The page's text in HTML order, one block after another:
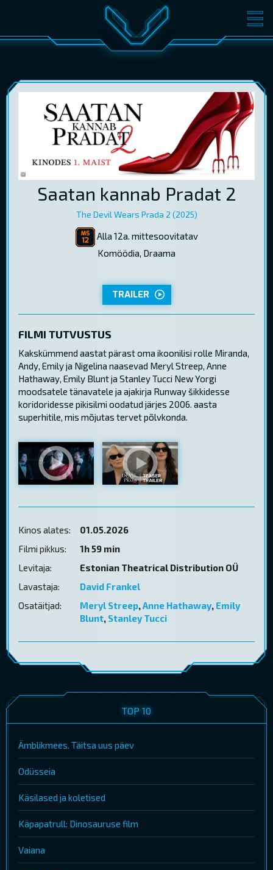
FILMID PILETID
KINKEKAARDID
RUS LOGI SISSE
Saatan kannab Pradat 2
The Devil Wears Prada 2 (2025)
Alla 12a. mittesoovitatav
Komöödia, Draama
TRAILER
FILMI TUTVUSTUS
Kakskümmend aastat pärast oma ikoonilisi rolle Miranda,
Andy, Emily ja Nigelina naasevad Meryl Streep, Anne
Hathaway, Emily Blunt ja Stanley Tucci New Yorgi
moodsatele tänavatele ja ajakirja Runway šikkidesse
koridoridesse pikisilmi oodatud järjes 2006. aasta
superhitile, mis mõjutas tervet põlvkonda.
Kinos alates:
01.05.2026
Filmi pikkus:
1h 59 min
Levitaja:
Estonian Theatrical Distribution OÜ
Lavastaja:
David Frankel
Osatäitjad:
Meryl Streep,Anne Hathaway, Emily
Blunt, Stanley Tucci
TOP 10
Ämblikmees. Täitsa uus päev
Odüsseia
Käsilased ja koletised
Käpapatrull: Dinosauruse film
Vaiana